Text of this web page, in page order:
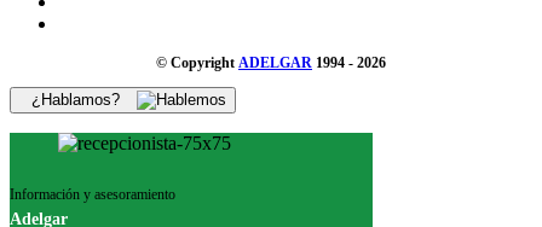
© Copyright ADELGAR 1994 - 2026
¿Hablamos?
Información y asesoramiento
Adelgar